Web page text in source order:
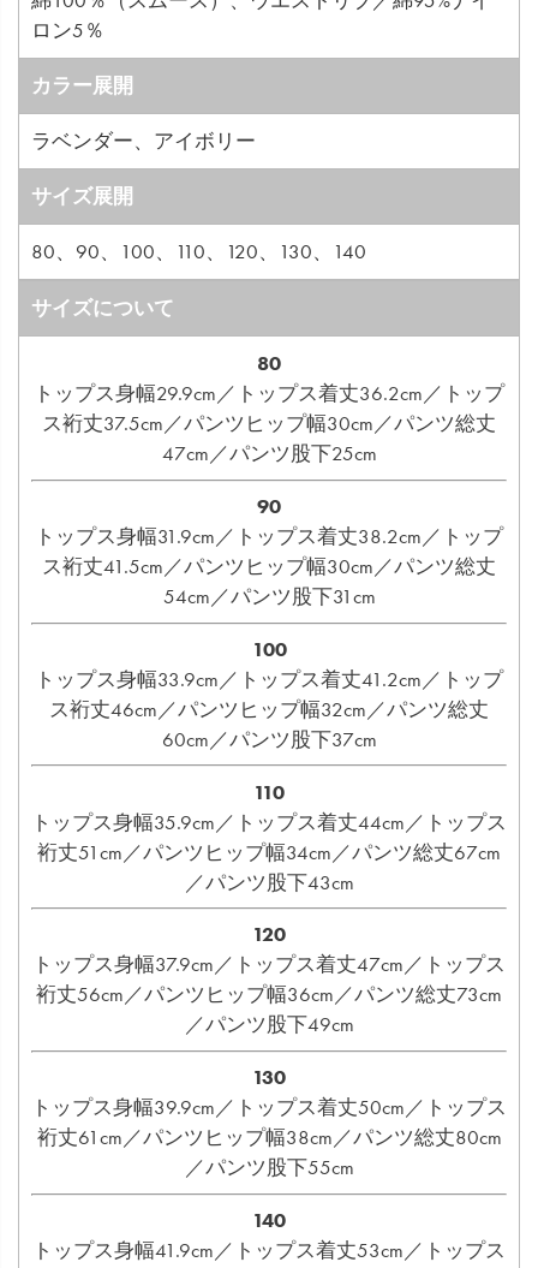
ロン5％
カラー展開
ラベンダー、アイボリー
サイズ展開
80、90、100、110、120、130、140
サイズについて
80
トップス身幅29.9cm／トップス着丈36.2cm／トップ
ス裄丈37.5cm／パンツヒップ幅30cm／パンツ総丈
47cm／パンツ股下25cm
90
トップス身幅31.9cm／トップス着丈38.2cm／トップ
ス裄丈41.5cm／パンツヒップ幅30cm／パンツ総丈
54cm／パンツ股下31cm
100
トップス身幅33.9cm／トップス着丈41.2cm／トップ
ス裄丈46cm／パンツヒップ幅32cm／パンツ総丈
60cm／パンツ股下37cm
110
トップス身幅35.9cm／トップス着丈44cm／トップス
裄丈51cm／パンツヒップ幅34cm／パンツ総丈67cm
／パンツ股下43cm
120
トップス身幅37.9cm／トップス着丈47cm／トップス
裄丈56cm／パンツヒップ幅36cm／パンツ総丈73cm
／パンツ股下49cm
130
トップス身幅39.9cm／トップス着丈50cm／トップス
裄丈61cm／パンツヒップ幅38cm／パンツ総丈80cm
／パンツ股下55cm
140
トップス身幅41.9cm／トップス着丈53cm／トップス